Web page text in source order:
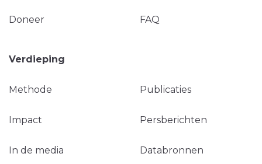
Doneer FAQ
Verdieping
Methode Publicaties
Impact Persberichten
In de media Databronnen